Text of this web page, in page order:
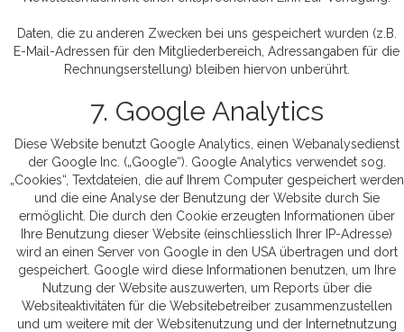
Daten, die zu anderen Zwecken bei uns gespeichert wurden (z.B.
E-Mail-Adressen für den Mitgliederbereich, Adressangaben für die
Rechnungserstellung) bleiben hiervon unberührt.
7. Google Analytics
Diese Website benutzt Google Analytics, einen Webanalysedienst
der Google Inc. („Google“). Google Analytics verwendet sog.
„Cookies“, Textdateien, die auf Ihrem Computer gespeichert werden
und die eine Analyse der Benutzung der Website durch Sie
ermöglicht. Die durch den Cookie erzeugten Informationen über
Ihre Benutzung dieser Website (einschliesslich Ihrer IP-Adresse)
wird an einen Server von Google in den USA übertragen und dort
gespeichert. Google wird diese Informationen benutzen, um Ihre
Nutzung der Website auszuwerten, um Reports über die
Websiteaktivitäten für die Websitebetreiber zusammenzustellen
und um weitere mit der Websitenutzung und der Internetnutzung